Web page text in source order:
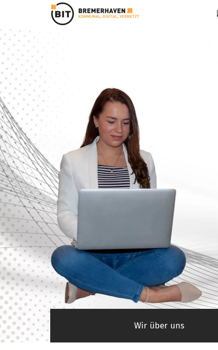
Zum Hauptinhalt springen
Wir über uns